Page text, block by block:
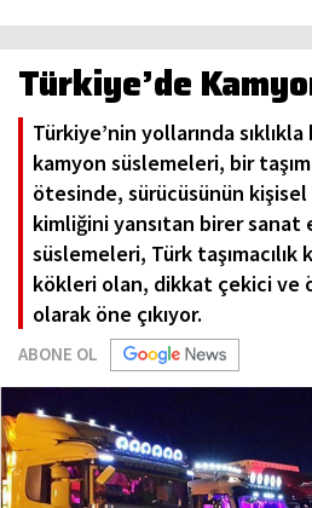
Türkiye’de
Türkiye’nin yollarında
kamyon süslemeleri, bir
ötesinde, sürücüsünün kişisel
kimliğini yansıtan birer sanat
süslemeleri, Türk
kökleri olan, dikkat çekici ve
olarak öne çıkıyor.
ABONE OL